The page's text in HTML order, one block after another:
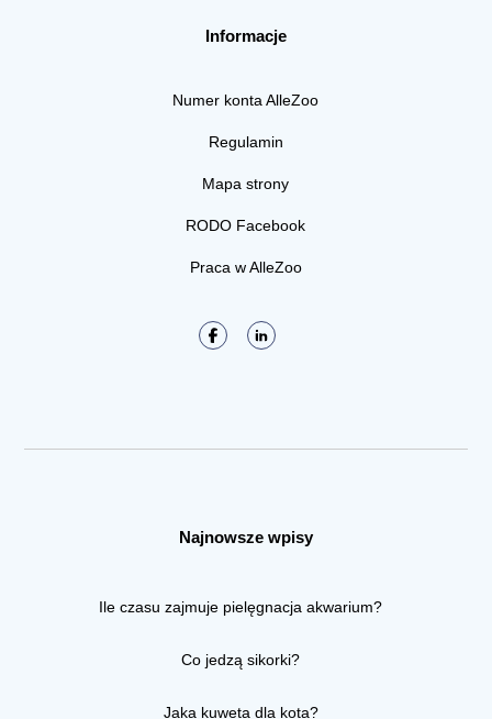
Informacje
Numer konta AlleZoo
Regulamin
Mapa strony
RODO Facebook
Praca w AlleZoo
Najnowsze wpisy
Ile czasu zajmuje pielęgnacja akwarium?
Co jedzą sikorki?
Jaka kuweta dla kota?